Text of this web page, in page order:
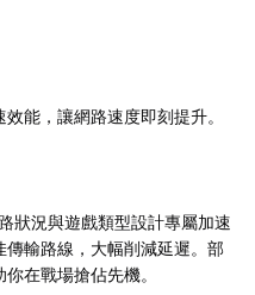
能，讓網路速度即刻提升。
狀況與遊戲類型設計專屬加速
輸路線，大幅削減延遲。部
在戰場搶佔先機。